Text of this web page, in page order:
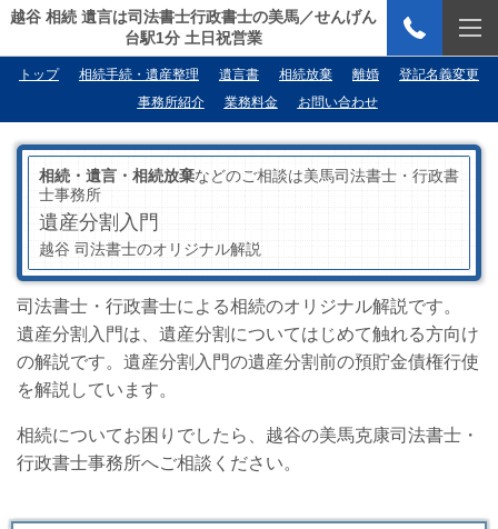
越谷 相続 遺言は司法書士行政書士の美馬／せんげん
台駅1分 土日祝営業
トップ 相続手続・遺産整理 遺言書 相続放棄 離婚
登記名義変更
事務所紹介
業務料金 お問い合わせ
相続・遺言・相続放棄などのご相談は美馬司法書士・行政書
士事務所
遺産分割入門
越谷 司法書士のオリジナル解説
司法書士・行政書士による相続のオリジナル解説です。
遺産分割入門は、遺産分割についてはじめて触れる方向け
の解説です。遺産分割入門の遺産分割前の預貯金債権行使
を解説しています。
相続についてお困りでしたら、越谷の美馬克康司法書士・
行政書士事務所へご相談ください。